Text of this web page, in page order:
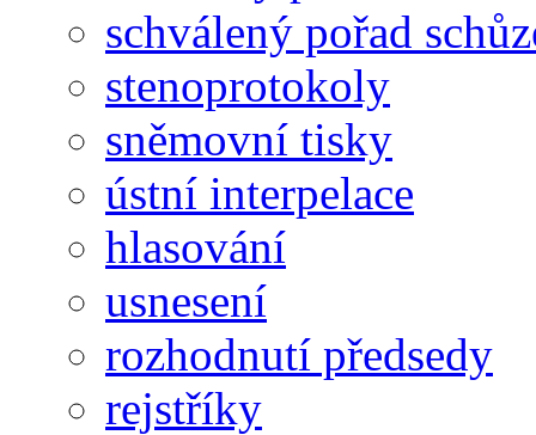
schválený pořad
stenoprotokoly
sněmovní tisky
ústní interpelace
hlasování
usnesení
rozhodnutí předsedy
rejstříky